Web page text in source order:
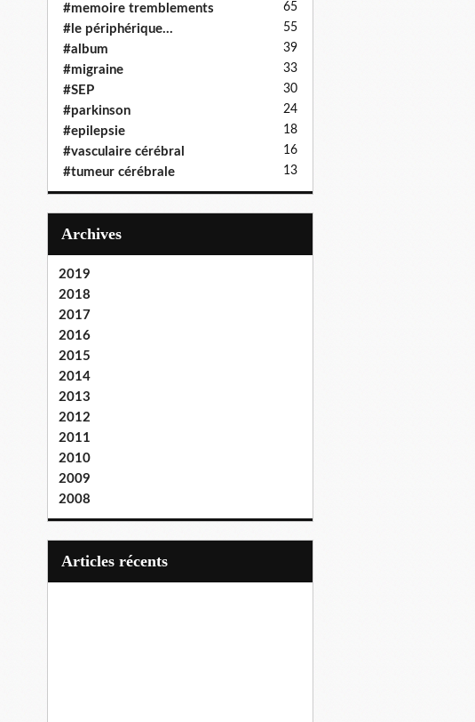
#memoire tremblements 65
#le périphérique... 55
#album 39
#migraine 33
#SEP 30
#parkinson 24
#epilepsie 18
#vasculaire cérébral 16
#tumeur cérébrale 13
Archives
2019
2018
2017
2016
2015
2014
2013
2012
2011
2010
2009
2008
articles récents